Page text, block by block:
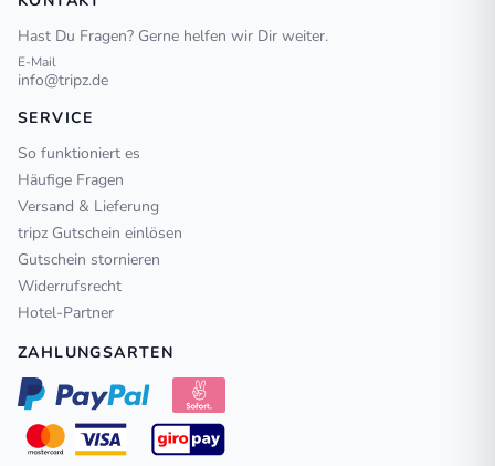
Hast Du Fragen? Gerne helfen wir Dir weiter.
E-Mail
info@tripz.de
SERVICE
So funktioniert es
Häufige Fragen
Versand & Lieferung
tripz Gutschein einlösen
Gutschein stornieren
Widerrufsrecht
Hotel-Partner
ZAHLUNGSARTEN